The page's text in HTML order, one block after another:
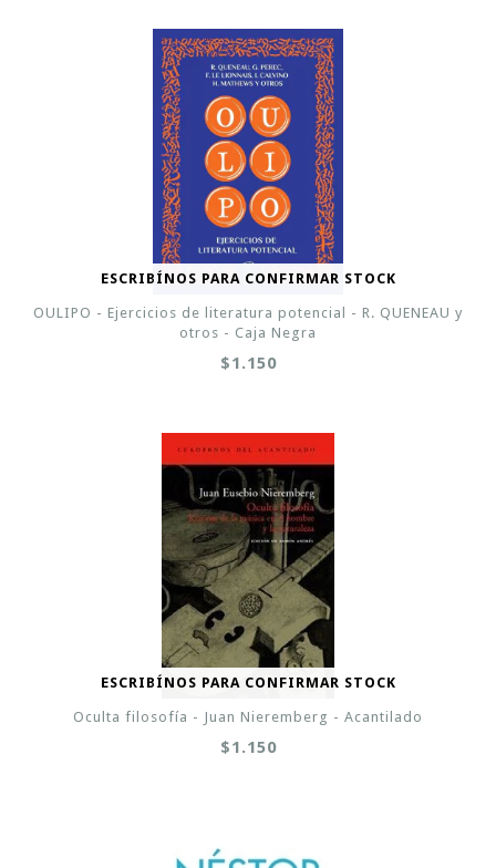
ESCRIBÍNOS PARA CONFIRMAR STOCK
OULIPO - Ejercicios de literatura potencial - R. QUENEAU y
otros - Caja Negra
$1.150
ESCRIBÍNOS PARA CONFIRMAR STOCK
Oculta filosofía - Juan Nieremberg - Acantilado
$1.150